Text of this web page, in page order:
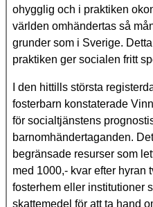
ohygglig och i praktiken
världen omhändertas så
grunder som i Sverige.
praktiken ger socialen fritt
I den hittills största
fosterbarn konstaterade
för socialtjänstens
barnomhändertaganden.
begränsade resurser som
med 1000,- kvar efter hyran
fosterhem eller institutioner
skattemedel för att ta hand